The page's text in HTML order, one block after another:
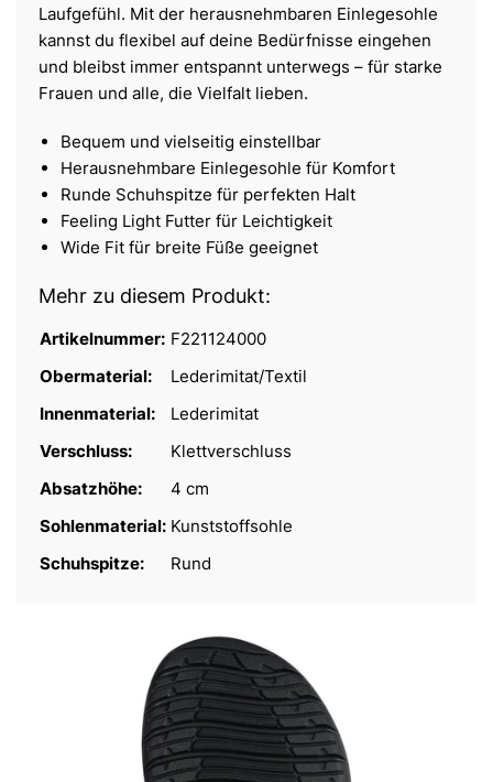
Laufgefühl. Mit der herausnehmbaren Einlegesohle
kannst du flexibel auf deine Bedürfnisse eingehen
und bleibst immer entspannt unterwegs – für starke
Frauen und alle, die Vielfalt lieben.
Bequem und vielseitig einstellbar
Herausnehmbare Einlegesohle für Komfort
Runde Schuhspitze für perfekten Halt
Feeling Light Futter für Leichtigkeit
Wide Fit für breite Füße geeignet
Mehr zu diesem Produkt:
Artikelnummer: F221124000
Obermaterial:
Lederimitat/Textil
Innenmaterial:
Lederimitat
Verschluss:
Klettverschluss
Absatzhöhe:
4 cm
Sohlenmaterial: Kunststoffsohle
Schuhspitze:
Rund